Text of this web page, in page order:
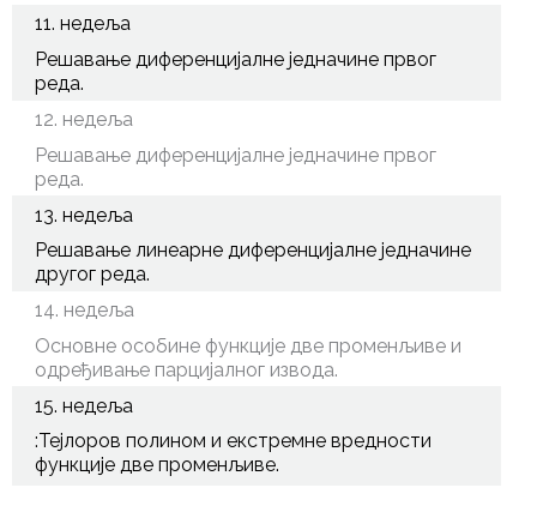
11. недеља
Решавање диференцијалне једначине првог
реда.
12. недеља
Решавање диференцијалне једначине првог
реда.
13. недеља
Решавање линеарне диференцијалне једначине
другог реда.
14. недеља
Основне особине функције две променљиве и
одређивање парцијалног извода.
15. недеља
:Тејлоров полином и екстремне вредности
функције две променљиве.